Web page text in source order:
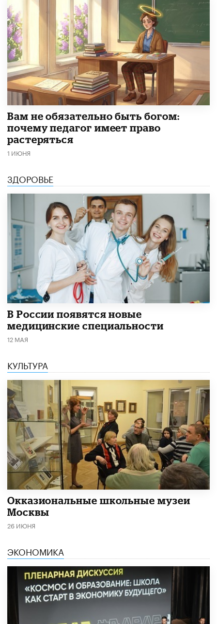
​Вам не обязательно быть богом:
почему педагог имеет право
растеряться
1 ИЮНЯ
ЗДОРОВЬЕ
В России появятся новые
медицинские специальности
12 МАЯ
КУЛЬТУРА
​Окказиональные школьные музеи
Москвы
26 ИЮНЯ
ЭКОНОМИКА